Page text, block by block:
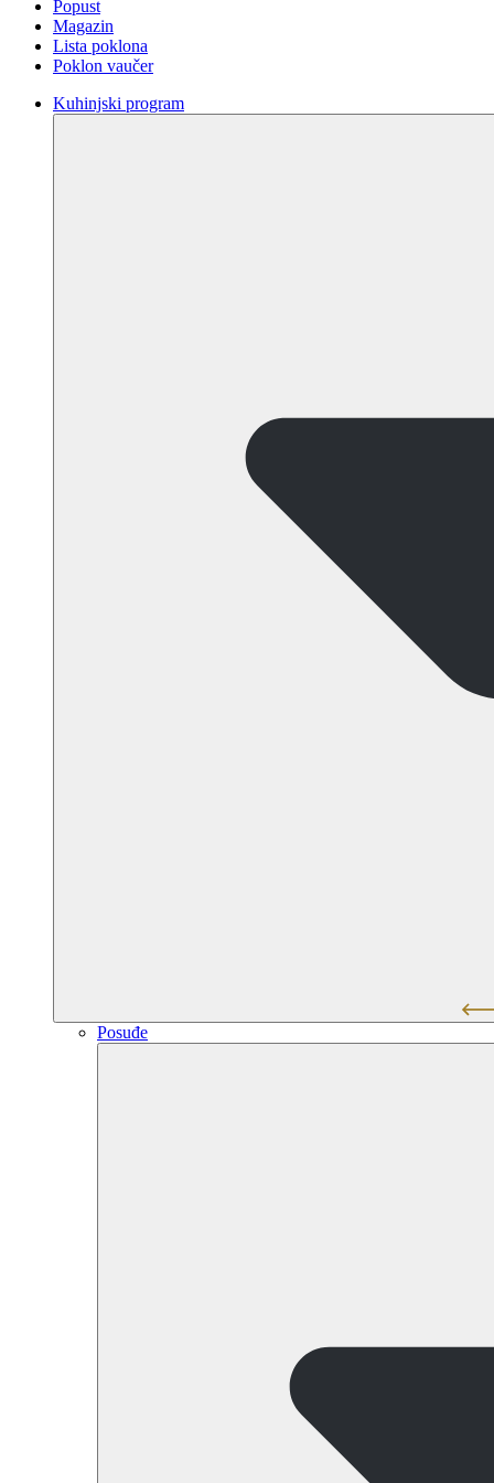
Popust
Magazin
Lista poklona
Poklon vaučer
Kuhinjski program
Posuđe